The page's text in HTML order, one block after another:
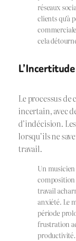
réseaux
clients qu’à
cela
Le processus
incertain, avec
d’indécision.
lorsqu’ils ne
travail.
Un
composition
travail
anxiété. Le
période
frustration
productivité.